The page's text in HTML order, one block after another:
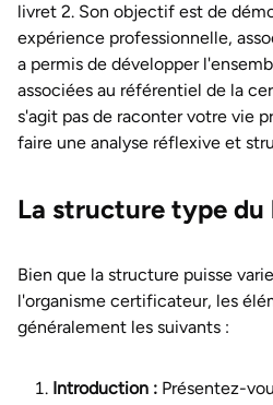
livret 2. Son objectif est de
expérience professionnelle,
a permis de développer
associées au référentiel de la
s'agit pas de raconter votre vie
faire une analyse réflexive et
La structure type du
Bien que la structure puisse
l'organisme certificateur, les
généralement les suivants :
Introduction : Présentez-